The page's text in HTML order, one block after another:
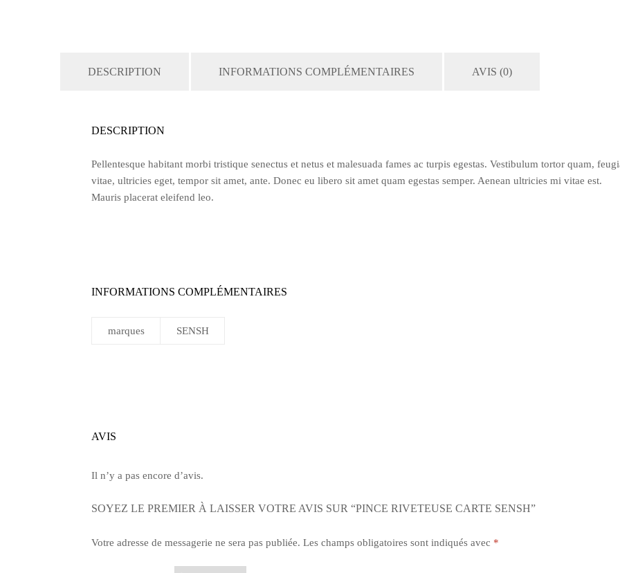
DESCRIPTION INFORMATIONS COMPLÉMENTAIRES AVIS (0)
DESCRIPTION
Pellentesque habitant morbi tristique senectus et netus et malesuada fames ac turpis egestas. Vestibulum tortor quam,
vitae, ultricies eget, tempor sit amet, ante. Donec eu libero sit amet quam egestas semper. Aenean ultricies mi vitae est.
Mauris placerat eleifend leo.
INFORMATIONS COMPLÉMENTAIRES
marques SENSH
AVIS
Il n’y a pas encore d’avis.
SOYEZ LE PREMIER À LAISSER VOTRE AVIS SUR “PINCE RIVETEUSE CARTE SENSH”
Votre adresse de messagerie ne sera pas publiée. Les champs obligatoires sont indiqués avec *